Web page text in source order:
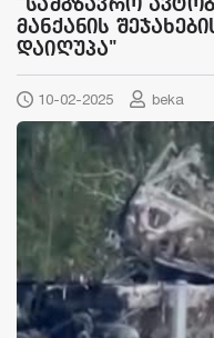
მანქანის
დაიღუპა"
10-02-2025 beka